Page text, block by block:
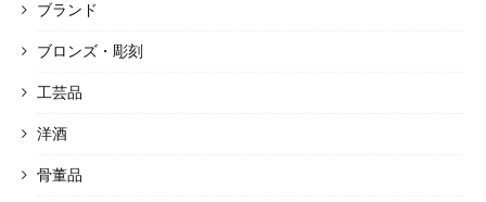
ブランド
ブロンズ・彫刻
工芸品
洋酒
骨董品